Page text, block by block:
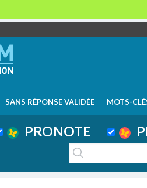
SANS RÉPONSE VALIDÉE MOTS-
PRONOTE